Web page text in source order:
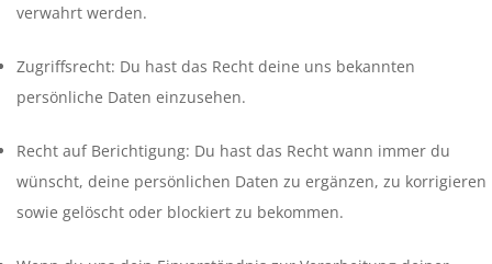
verwahrt werden.
Zugriffsrecht: Du hast das Recht deine uns bekannten
persönliche Daten einzusehen.
Recht auf Berichtigung: Du hast das Recht wann immer du
wünscht, deine persönlichen Daten zu ergänzen, zu korrigieren
sowie gelöscht oder blockiert zu bekommen.